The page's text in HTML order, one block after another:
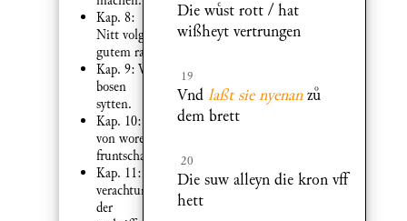
Kap. 8:
Nitt volgen
gutem ratt.
Kap. 9: Von
bosen
sytten.
Kap. 10:
von worer
fruntschafft
Kap. 11:
verachtung
der
Die wst rott / hat
wißheyt vertrungen
19
Vnd laßt sie nyenan z
dem brett
20
Die suw alleyn die kron vff
hett